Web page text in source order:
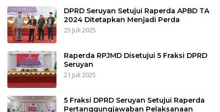
DPRD Seruyan Setujui Raperda APBD TA
2024 Ditetapkan Menjadi Perda
25 Juli 2025
Raperda RPJMD Disetujui 5 Fraksi DPRD
Seruyan
21 Juli 2025
5 Fraksi DPRD Seruyan Setujui Raperda
Pertanggungjawaban Pelaksanaan